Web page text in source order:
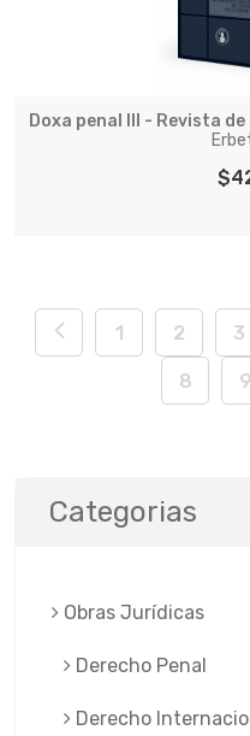
Doxa penal III - Revista
1 2 3
8 9
Categorias
Obras Jurí­dicas
Derecho Penal
Derecho